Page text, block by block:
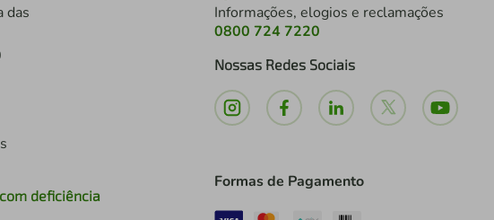
das
deficiência
Informações, elogios e reclamações
0800 724 7220
Nossas Redes Sociais
Formas de Pagamento